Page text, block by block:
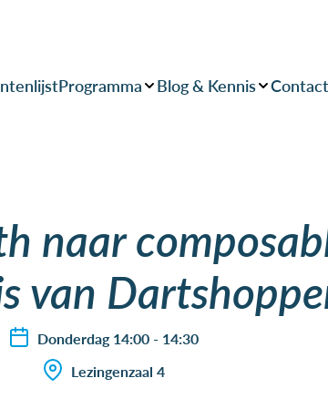
Programma Blog & Kennis Contact
naar
van
Donderdag 14:00 - 14:30
Lezingenzaal 4